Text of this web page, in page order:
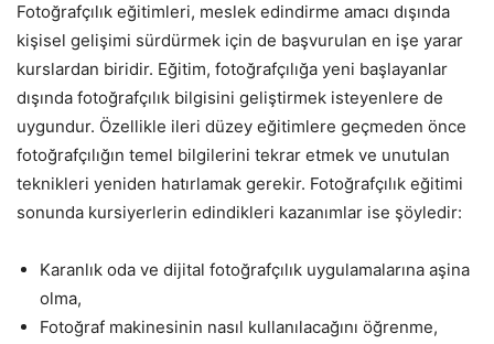
Fotoğrafçılık eğitimleri, meslek edindirme amacı dışında
kişisel gelişimi sürdürmek için de başvurulan en işe yarar
kurslardan biridir. Eğitim, fotoğrafçılığa yeni başlayanlar
dışında fotoğrafçılık bilgisini geliştirmek isteyenlere de
uygundur. Özellikle ileri düzey eğitimlere geçmeden önce
fotoğrafçılığın temel bilgilerini tekrar etmek ve unutulan
teknikleri yeniden hatırlamak gerekir. Fotoğrafçılık eğitimi
sonunda kursiyerlerin edindikleri kazanımlar ise şöyledir:
Karanlık oda ve dijital fotoğrafçılık uygulamalarına aşina
olma,
Fotoğraf makinesinin nasıl kullanılacağını öğrenme,